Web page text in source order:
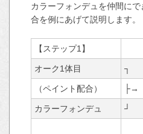
カラーフォンデュを仲間に
合を例にあげて説明します。
【ステップ1】
オーク1体目 ┐
（ペイント配合） ├→
カラーフォンデュ ┘